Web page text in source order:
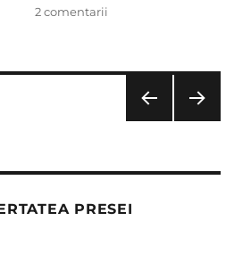
2 comentarii
răzbească:
Convinsă
e
îi
ERIO
ARĂ
ĂTO
PRESEI